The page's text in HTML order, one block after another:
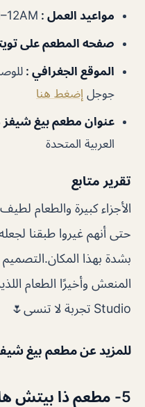
مواعيد العمل :
صفحه المطعم على
الموقع الجغرافي :
جوجل إضغط هنا
عنوان مطعم بيغ شيفز
العربية المتحدة
تقرير متابع
الأجزاء كبيرة والطعام
حتى أنهم غيروا طبقنا
بشدة بهذا المكان.التصميم
Studio تجربة لا تنسى🌷
للمزيد عن مطعم بيغ
5- مطعم ذا بيتش هاوس